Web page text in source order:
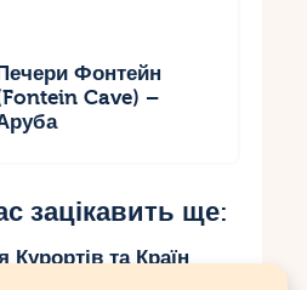
Фонтейн
Cave) –
зацікавить ще:
Курортів та Країн